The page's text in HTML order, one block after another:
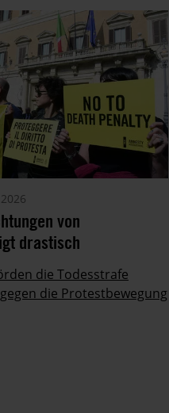
von
drastisch
die Todesstrafe
die Protestbewegung